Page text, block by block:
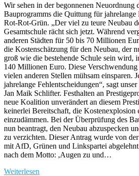
Wir sehen in der begonnenen Neuordnung
Bauprogramms die Quittung für jahrelange
Rot-Rot-Grün. „Der viel zu teure Neubau
Gesamtschule rächt sich jetzt. Während
anderen Städten für 50 bis 70 Millionen
die Kostenschätzung für den Neubau, der
groß wie die bestehende Schule sein wird,
140 Millionen Euro. Diese
vielen anderen Stellen mühsam einsparen.
jahrelange Fehlentscheidungen“, sagt
Jan Maik Schlifter. Festhalten an
neue Koalition unverändert an diesem
keinerlei Bereitschaft, die Kostenexplosion
einzudämmen. Bei der Überprüfung des
nun beantragt, den Neubau abzuspecken
zu verzichten. Dieser Antrag wurde von
mit AfD, Grünen und Linkspartei
nach dem Motto: ,Augen zu und…
Weiterlesen